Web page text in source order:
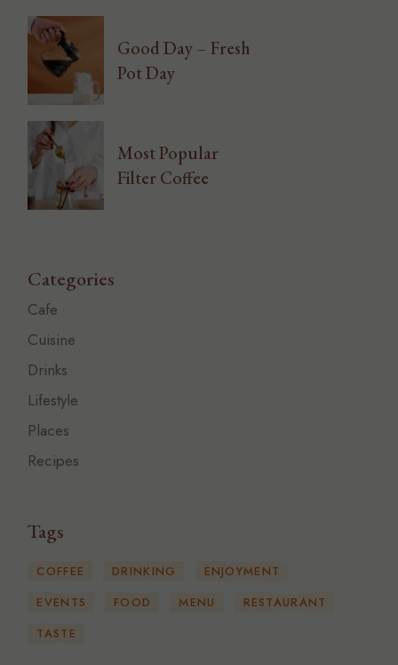
Good Day – Fresh
Pot Day
Most Popular
Filter Coffee
Categories
Cafe
Cuisine
Drinks
Lifestyle
Places
Recipes
Tags
COFFEE DRINKING
ENJOYMENT
EVENTS
FOOD MENU
RESTAURANT
TASTE